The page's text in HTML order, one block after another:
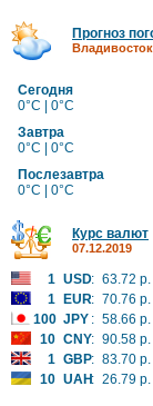
Прогноз
Владивосток
Сегодня
0°C | 0°C
Завтра
0°C | 0°C
Послезавтра
0°C | 0°C
Курс валют
07.12.2019
1 USD: 63.72 р.
1
EUR: 70.76 р.
100 JPY : 58.66 р.
10 CNY: 90.58 р.
1 GBP: 83.70 р.
10 UAH: 26.79 р.